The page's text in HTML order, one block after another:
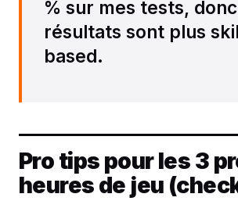
% sur mes tests,
résultats sont plus
based.
Pro tips pour les 3
heures de jeu